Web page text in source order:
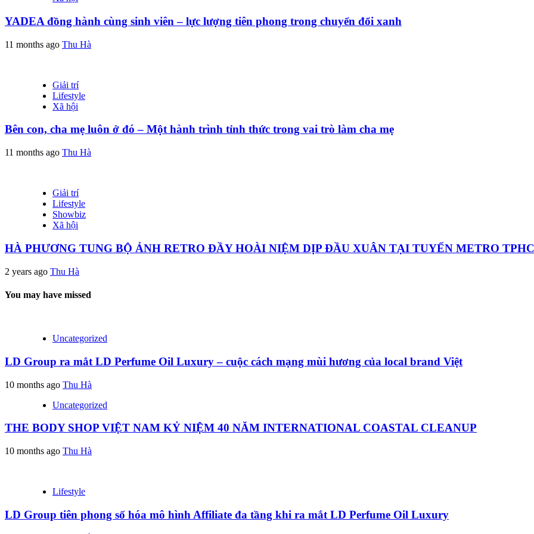
YADEA đồng hành cùng sinh viên – lực lượng tiên phong trong chuyển đổi xanh
11 months ago Thu Hà
Giải trí
Lifestyle
Xã hội
Bên con, cha mẹ luôn ở đó – Một hành trình tỉnh thức trong vai trò làm cha mẹ
11 months ago Thu Hà
Giải trí
Lifestyle
Showbiz
Xã hội
HÀ PHƯƠNG TUNG BỘ ẢNH RETRO ĐẦY HOÀI NIỆM DỊP ĐẦU XUÂN TẠI TUYẾN METRO
2 years ago Thu Hà
You may have missed
Uncategorized
LD Group ra mắt LD Perfume Oil Luxury – cuộc cách mạng mùi hương của local brand Việt
10 months ago Thu Hà
Uncategorized
THE BODY SHOP VIỆT NAM KỶ NIỆM 40 NĂM INTERNATIONAL COASTAL CLEANUP
10 months ago Thu Hà
Lifestyle
LD Group tiên phong số hóa mô hình Affiliate đa tầng khi ra mắt LD Perfume Oil Luxury